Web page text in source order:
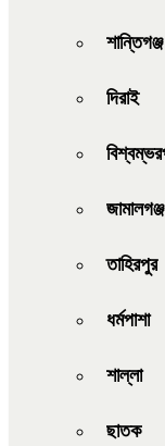
শান্তিগঞ্জ
দিরাই
জামালগঞ্জ
তাহিরপুর
ধর্মপাশা
শাল্লা
ছাতক